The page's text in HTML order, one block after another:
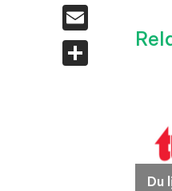
Email
Share
Du